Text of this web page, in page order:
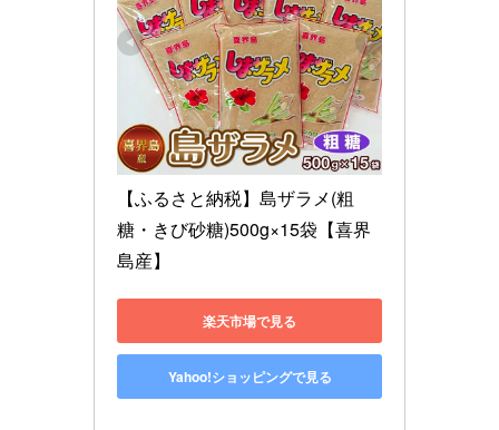
【ふるさと納税】島ザラメ(粗
糖・きび砂糖)500g×15袋【喜界
島産】
楽天市場で見る
Yahoo!ショッピングで見る